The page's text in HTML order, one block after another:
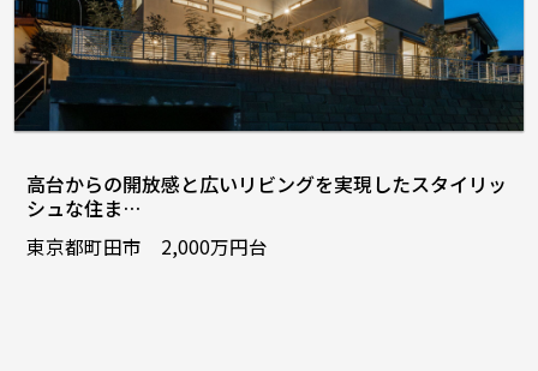
高台からの開放感と広いリビングを実現したスタイリッ
シュな住ま…
東京都町田市 2,000万円台